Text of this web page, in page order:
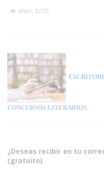
Visto: 3270
CONCURSOS LITERARIOS
¿Deseas recibir en tu
(gratuito)